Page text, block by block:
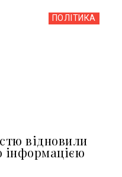
ПОЛІТИКА
відновили
інформацією